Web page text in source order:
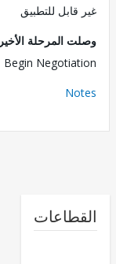
للتطبيق
المرحلة الأخيرة
Begin